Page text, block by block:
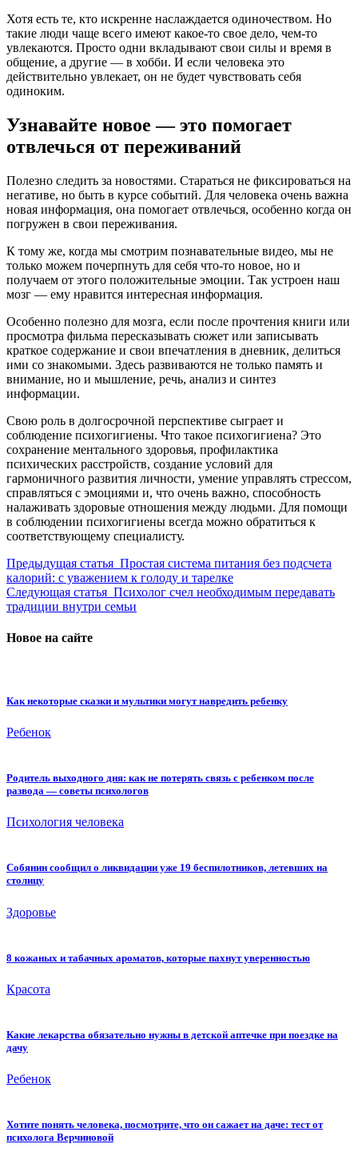
Хотя есть те, кто искренне наслаждается одиночеством. Но
такие люди чаще всего имеют какое-то свое дело, чем-то
увлекаются. Просто одни вкладывают свои силы и время в
общение, а другие — в хобби. И если человека это
действительно увлекает, он не будет чувствовать себя
одиноким.
Узнавайте новое — это помогает
отвлечься от переживаний
Полезно следить за новостями. Стараться не фиксироваться на
негативе, но быть в курсе событий. Для человека очень важна
новая информация, она помогает отвлечься, особенно когда он
погружен в свои переживания.
К тому же, когда мы смотрим познавательные видео, мы не
только можем почерпнуть для себя что-то новое, но и
получаем от этого положительные эмоции. Так устроен наш
мозг — ему нравится интересная информация.
Особенно полезно для мозга, если после прочтения книги или
просмотра фильма пересказывать сюжет или записывать
краткое содержание и свои впечатления в дневник, делиться
ими со знакомыми. Здесь развиваются не только память и
внимание, но и мышление, речь, анализ и синтез
информации.
Свою роль в долгосрочной перспективе сыграет и
соблюдение психогигиены. Что такое психогигиена? Это
сохранение ментального здоровья, профилактика
психических расстройств, создание условий для
гармоничного развития личности, умение управлять стрессом,
справляться с эмоциями и, что очень важно, способность
налаживать здоровые отношения между людьми. Для помощи
в соблюдении психогигиены всегда можно обратиться к
соответствующему специалисту.
Предыдущая статья Простая система питания без подсчета
калорий: с уважением к голоду и тарелке
Следующая статья Психолог счел необходимым передавать
традиции внутри семьи
Новое на сайте
Как некоторые сказки и мультики могут навредить ребенку
Ребенок
Родитель выходного дня: как не потерять связь с ребенком после
развода — советы психологов
Психология человека
Собянин сообщил о ликвидации уже 19 беспилотников, летевших на
столицу
Здоровье
8 кожаных и табачных ароматов, которые пахнут уверенностью
Красота
Какие лекарства обязательно нужны в детской аптечке при поездке на
дачу
Ребенок
Хотите понять человека, посмотрите, что он сажает на даче: тест от
психолога Верчиновой